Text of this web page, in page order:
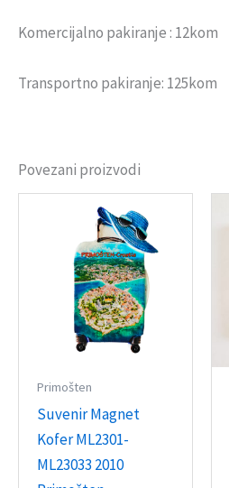
Komercijalno pakiranje : 12kom
Transportno pakiranje: 125kom
Povezani proizvodi
Primošten
Suvenir Magnet
Kofer ML2301-
ML23033 2010